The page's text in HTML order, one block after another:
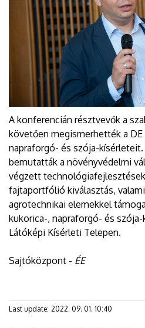
A konferencián résztvevők a
követően megismerhették a
napraforgó- és szója-
bemutatták a növényvédelmi
végzett
fajtaportfólió kiválasztás,
agrotechnikai elemekkel
kukorica-, napraforgó- és
Látóképi Kísérleti Telepen.
Sajtóközpont - ÉE
Last update: 2022. 09. 01. 10:40